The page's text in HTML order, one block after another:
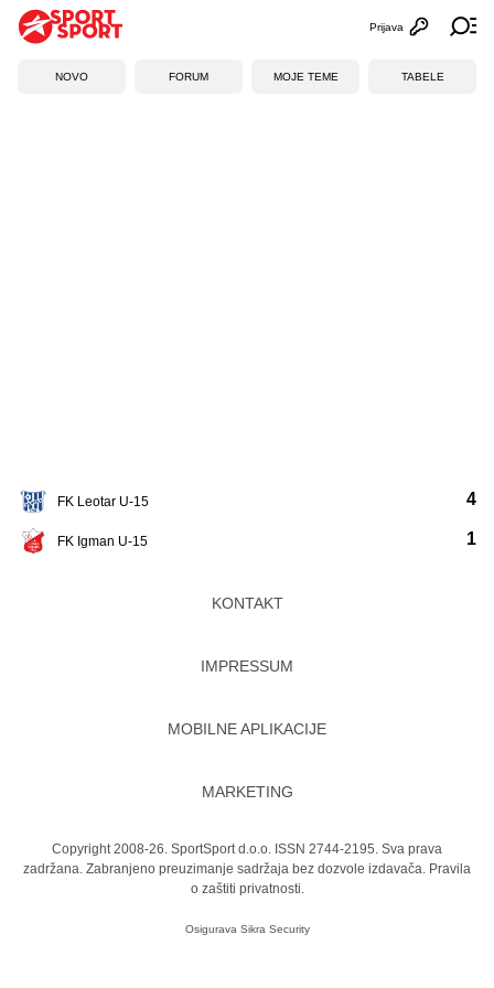
Otvori
Prijava
NOVO FORUM MOJE TEME TABELE
FK Leotar U-15
FK Igman U-15
4
1
KONTAKT
IMPRESSUM
MOBILNE APLIKACIJE
MARKETING
Copyright 2008-26. SportSport d.o.o. ISSN 2744-2195. Sva prava
zadržana. Zabranjeno preuzimanje sadržaja bez dozvole izdavača. Pravila
o zaštiti privatnosti.
Osigurava Sikra Security